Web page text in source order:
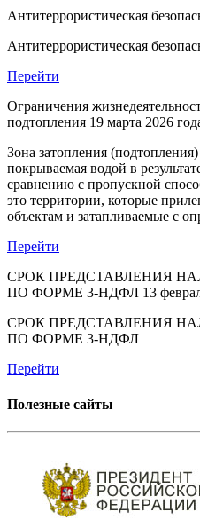
Антитеррористическая
Антитеррористическая
Перейти
Ограничения
подтопления 19 марта 2026
Зона затопления
покрываемая водой в
сравнению с пропускной
это территории, которые
объектам и затапливаемые с
Перейти
СРОК ПРЕДСТАВЛЕНИЯ
ПО ФОРМЕ 3-НДФЛ 13
СРОК ПРЕДСТАВЛЕНИЯ
ПО ФОРМЕ 3-НДФЛ
Перейти
Полезные сайты